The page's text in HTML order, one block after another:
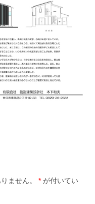
ません。 * が付いてい